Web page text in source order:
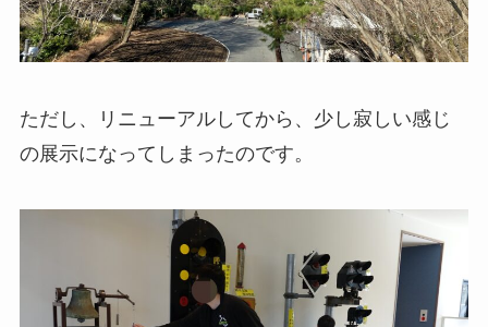
ただし、リニューアルしてから、少し寂しい感じ
の展示になってしまったのです。